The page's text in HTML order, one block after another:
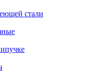
стали